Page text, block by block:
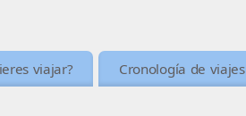
viajar? Cronología de viajes